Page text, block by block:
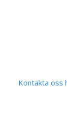
Kontakta oss